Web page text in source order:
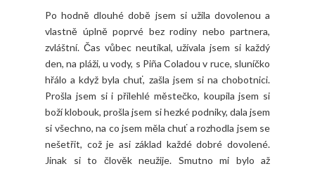
Po hodně dlouhé době jsem si užila dovolenou a
vlastně úplně poprvé bez rodiny nebo partnera,
zvláštní. Čas vůbec neutíkal, užívala jsem si každý
den, na pláži, u vody, s Piña Coladou v ruce, sluníčko
hřálo a když byla chuť, zašla jsem si na chobotnici.
Prošla jsem si i přilehlé městečko, koupila jsem si
boží klobouk, prošla jsem si hezké podniky, dala jsem
si všechno, na co jsem měla chuť a rozhodla jsem se
nešetřit, což je asi základ každé dobré dovolené.
Jinak si to člověk neužije. Smutno mi bylo až